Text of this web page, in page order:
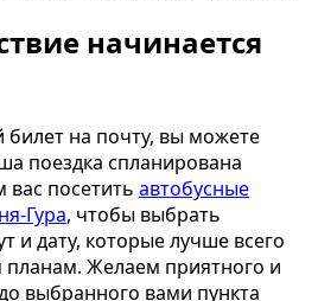
начинается
на почту, вы можете
поездка спланирована
посетить автобусные
Гура, чтобы выбрать
дату, которые лучше всего
планам. Желаем приятного и
выбранного вами пункта